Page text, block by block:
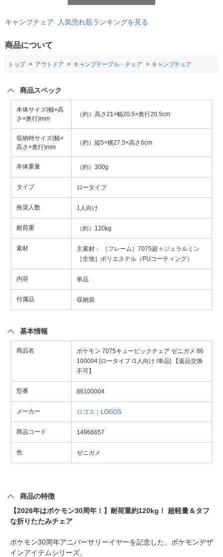
キャンプチェア 人気売れ筋ランキングを見る
商品について
トップ アウトドア キャンプテーブル・チェア キャンプチェア
商品スペック
本体サイズ(幅×高
さ×奥行)mm
（約）高さ21×幅20.5×奥行20.5cm
収納時サイズ(幅×
高さ×奥行)mm
（約）縦5×横27.5×高さ6cm
本体重量 （約）300g
タイプ ロータイプ
推奨人数 1人向け
耐荷重 （約）120kg
素材
主素材： ［フレーム］7075超々ジュラルミン
［生地］ポリエステル（PUコーティング）
内容 単品
付属品 収納袋
基本情報
商品名
ポケモン 7075キュービックチェア ゼニガメ 86
100004 [ロータイプ /1人向け /単品] 【返品交換
不可】
型番 86100004
メーカー ロゴス｜LOGOS
商品コード 14966657
色 ゼニガメ
商品の特徴
【2026年はポケモン30周年！】耐荷重約120kg！ 超軽量＆タフ
な折りたたみチェア
ポケモン30周年アニバーサリーイヤーを記念した、ポケモンデザ
インアイテムシリーズ。